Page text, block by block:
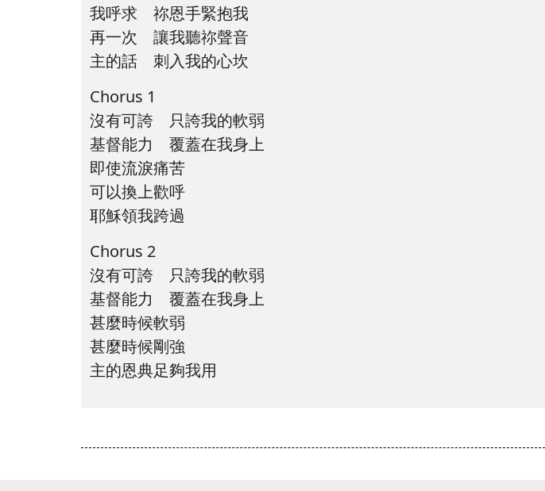
我呼求 祢恩手緊抱我
再一次 讓我聽祢聲音
主的話 刺入我的心坎
Chorus 1
沒有可誇 只誇我的軟弱
基督能力 覆蓋在我身上
即使流淚痛苦
可以換上歡呼
耶穌領我跨過
Chorus 2
沒有可誇 只誇我的軟弱
基督能力 覆蓋在我身上
甚麼時候軟弱
甚麼時候剛強
主的恩典足夠我用